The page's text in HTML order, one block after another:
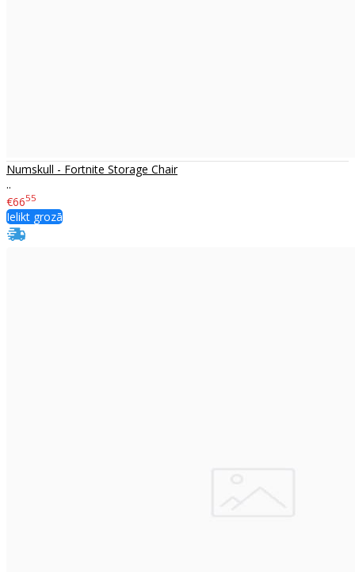
Numskull - Fortnite Storage Chair
..
€6655
Ielikt grozā